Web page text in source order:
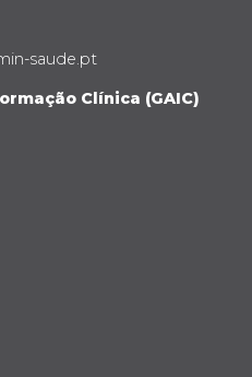
saude.pt
Clínica (GAIC)